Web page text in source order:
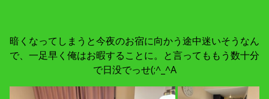
暗くなってしまうと今夜のお宿に向かう途中迷いそうなん
で、一足早く俺はお暇することに。と言ってももう数十分
で日没でっせ(;^_^A